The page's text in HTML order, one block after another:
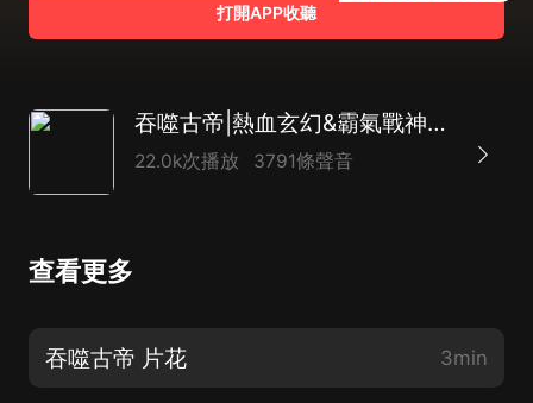
打開APP收聽
吞噬古帝|熱血玄幻&霸氣戰神＆復仇爽文|多人有聲劇
22.0k次播放 3791條聲音
查看更多
吞噬古帝 片花 3min